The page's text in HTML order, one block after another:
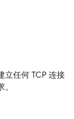
立任何 TCP 连接